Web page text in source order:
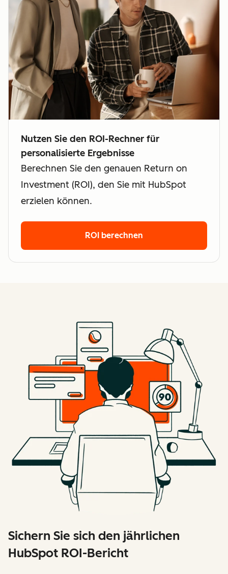
Nutzen Sie den ROI-Rechner für
personalisierte Ergebnisse
Berechnen Sie den genauen Return on
Investment (ROI), den Sie mit HubSpot
erzielen können.
ROI berechnen
Sichern Sie sich den jährlichen
HubSpot ROI-Bericht